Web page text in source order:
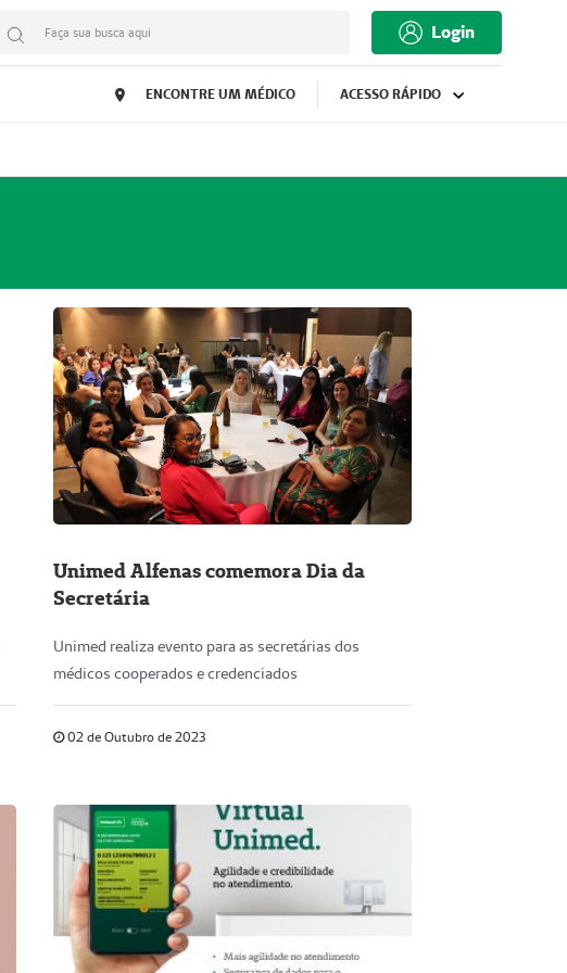
Faça sua busca aqui Login
ENCONTRE UM MÉDICO ACESSO RÁPIDO
Unimed Alfenas comemora Dia da
Secretária
Unimed realiza evento para as secretárias dos
médicos cooperados e credenciados
02 de Outubro de 2023